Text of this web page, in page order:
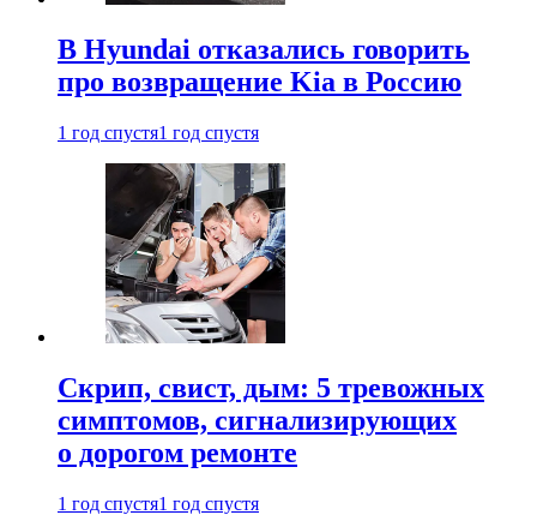
В Hyundai отказались говорить
про возвращение Kia в Россию
1 год спустя1 год спустя
Скрип, свист, дым: 5 тревожных
симптомов, сигнализирующих
о дорогом ремонте
1 год спустя1 год спустя